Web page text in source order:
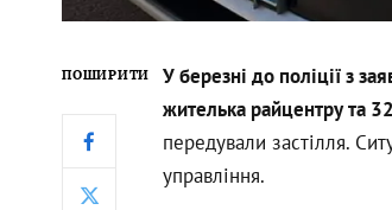
ПОШИРИТИ
У березні до поліції з
жителька райцентру та
передували застілля.
управління.